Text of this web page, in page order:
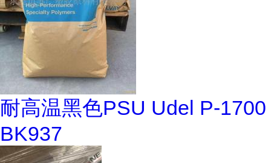
耐高温黑色PSU Udel P-1700
BK937